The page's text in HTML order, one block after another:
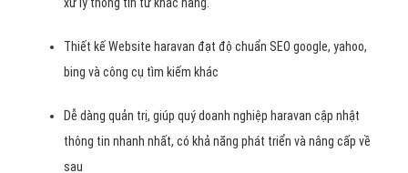
xử lý thông tin từ khác hàng.
Thiết kế Website haravan đạt độ chuẩn SEO google, yahoo,
bing và công cụ tìm kiếm khác
Dễ dàng quản trị, giúp quý doanh nghiệp haravan cập nhật
thông tin nhanh nhất, có khả năng phát triển và nâng cấp về
sau